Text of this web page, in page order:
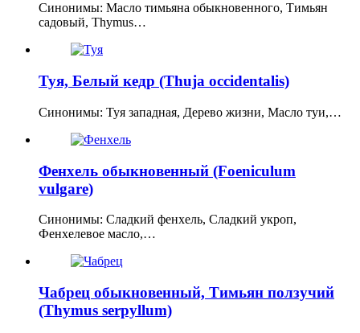
Синонимы: Масло тимьяна обыкновенного, Тимьян
садовый, Thymus…
Туя, Белый кедр (Thuja occidentalis)
Синонимы: Туя западная, Дерево жизни, Масло туи,…
Фенхель обыкновенный (Foeniculum
vulgare)
Синонимы: Сладкий фенхель, Сладкий укроп,
Фенхелевое масло,…
Чабрец обыкновенный, Тимьян ползучий
(Thymus serpyllum)